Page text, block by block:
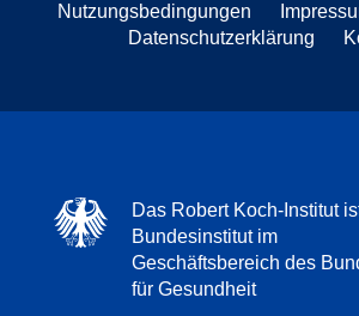
Nutzungsbedingungen
Datenschutzerklärung
Das Robert Koch-Institut
Bundesinstitut im
Geschäftsbereich des
für Gesundheit